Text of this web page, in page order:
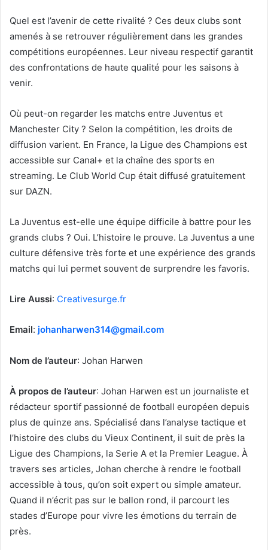
Quel est l’avenir de cette rivalité ? Ces deux clubs sont
amenés à se retrouver régulièrement dans les grandes
compétitions européennes. Leur niveau respectif garantit
des confrontations de haute qualité pour les saisons à
venir.
Où peut-on regarder les matchs entre Juventus et
Manchester City ? Selon la compétition, les droits de
diffusion varient. En France, la Ligue des Champions est
accessible sur Canal+ et la chaîne des sports en
streaming. Le Club World Cup était diffusé gratuitement
sur DAZN.
La Juventus est-elle une équipe difficile à battre pour les
grands clubs ? Oui. L’histoire le prouve. La Juventus a une
culture défensive très forte et une expérience des grands
matchs qui lui permet souvent de surprendre les favoris.
Lire Aussi: Creativesurge.fr
Email: johanharwen314@gmail.com
Nom de l’auteur: Johan Harwen
À propos de l’auteur: Johan Harwen est un journaliste et
rédacteur sportif passionné de football européen depuis
plus de quinze ans. Spécialisé dans l’analyse tactique et
l’histoire des clubs du Vieux Continent, il suit de près la
Ligue des Champions, la Serie A et la Premier League. À
travers ses articles, Johan cherche à rendre le football
accessible à tous, qu’on soit expert ou simple amateur.
Quand il n’écrit pas sur le ballon rond, il parcourt les
stades d’Europe pour vivre les émotions du terrain de
près.